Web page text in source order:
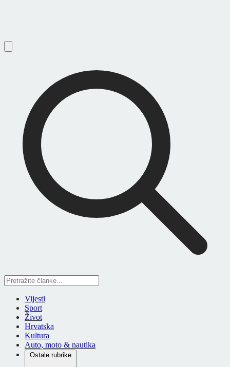
Vijesti
Sport
Život
Hrvatska
Kultura
Auto, moto & nautika
Ostale rubrike